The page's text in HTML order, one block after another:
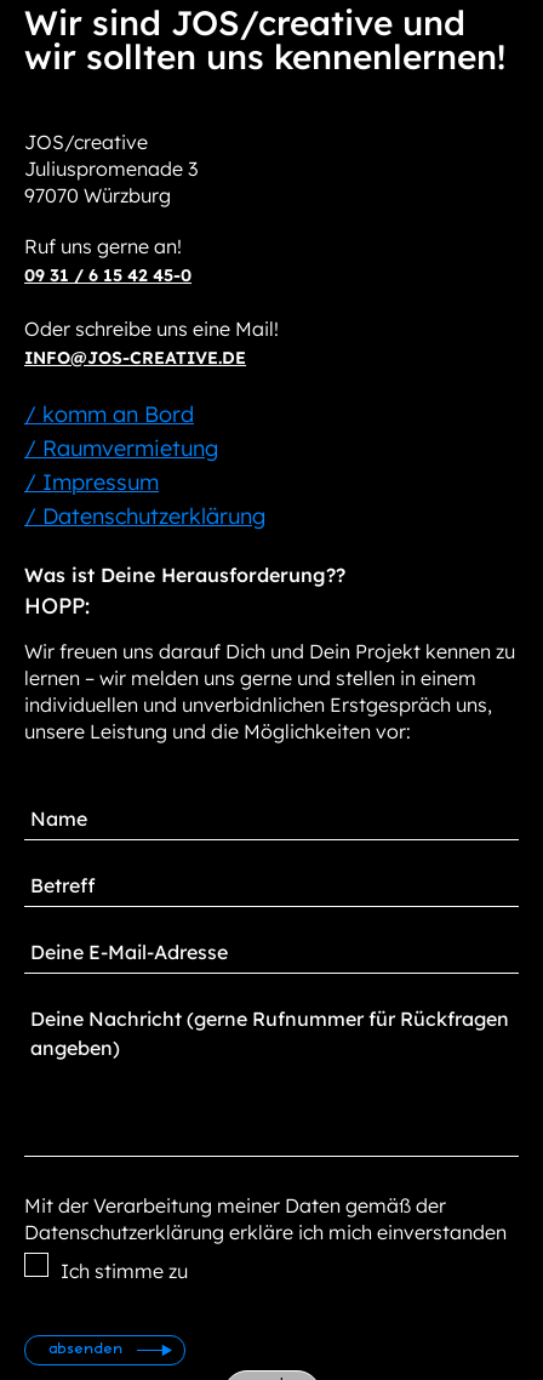
Wir sind JOS/creative und
wir sollten uns kennenlernen!
JOS/creative
Juliuspromenade 3
97070 Würzburg
Ruf uns gerne an!
09 31 / 6 15 42 45-0
Oder schreibe uns eine Mail!
INFO@JOS-CREATIVE.DE
/ komm an Bord
/ Raumvermietung
/ Impressum
/ Datenschutzerklärung
Was ist Deine Herausforderung??
HOPP:
Wir freuen uns darauf Dich und Dein Projekt kennen zu
lernen – wir melden uns gerne und stellen in einem
individuellen und unverbidnlichen Erstgespräch uns,
unsere Leistung und die Möglichkeiten vor:
Mit der Verarbeitung meiner Daten gemäß der
Datenschutzerklärung erkläre ich mich einverstanden
Ich stimme zu